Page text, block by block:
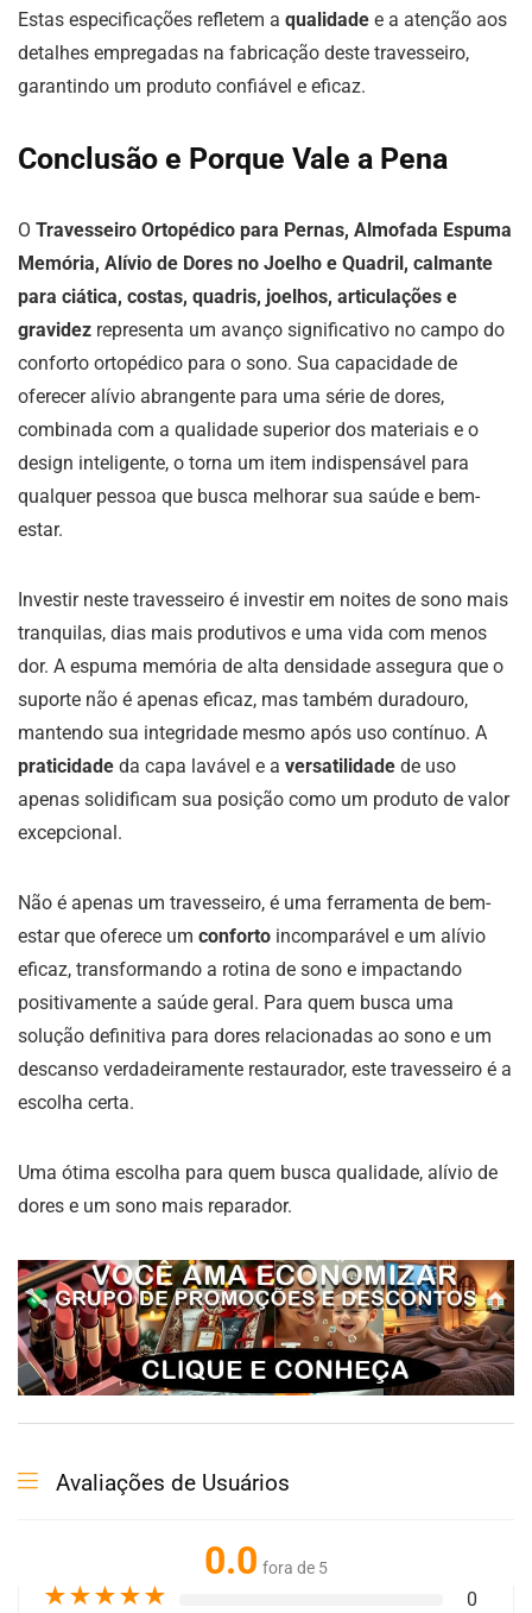
Estas especificações refletem a qualidade e a atenção aos
detalhes empregadas na fabricação deste travesseiro,
garantindo um produto confiável e eficaz.
Conclusão e Porque Vale a Pena
O Travesseiro Ortopédico para Pernas, Almofada Espuma
Memória, Alívio de Dores no Joelho e Quadril, calmante
para ciática, costas, quadris, joelhos, articulações e
gravidez representa um avanço significativo no campo do
conforto ortopédico para o sono. Sua capacidade de
oferecer alívio abrangente para uma série de dores,
combinada com a qualidade superior dos materiais e o
design inteligente, o torna um item indispensável para
qualquer pessoa que busca melhorar sua saúde e bem-
estar.
Investir neste travesseiro é investir em noites de sono mais
tranquilas, dias mais produtivos e uma vida com menos
dor. A espuma memória de alta densidade assegura que o
suporte não é apenas eficaz, mas também duradouro,
mantendo sua integridade mesmo após uso contínuo. A
praticidade da capa lavável e a versatilidade de uso
apenas solidificam sua posição como um produto de valor
excepcional.
Não é apenas um travesseiro, é uma ferramenta de bem-
estar que oferece um conforto incomparável e um alívio
eficaz, transformando a rotina de sono e impactando
positivamente a saúde geral. Para quem busca uma
solução definitiva para dores relacionadas ao sono e um
descanso verdadeiramente restaurador, este travesseiro é a
escolha certa.
Uma ótima escolha para quem busca qualidade, alívio de
dores e um sono mais reparador.
Avaliações de Usuários
0.0 fora de 5
★★★★★ 0